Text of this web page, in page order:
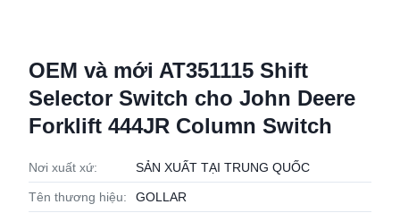
OEM và mới AT351115 Shift
Selector Switch cho John Deere
Forklift 444JR Column Switch
Nơi xuất xứ: SẢN XUẤT TẠI TRUNG QUỐC
Tên thương hiệu: GOLLAR